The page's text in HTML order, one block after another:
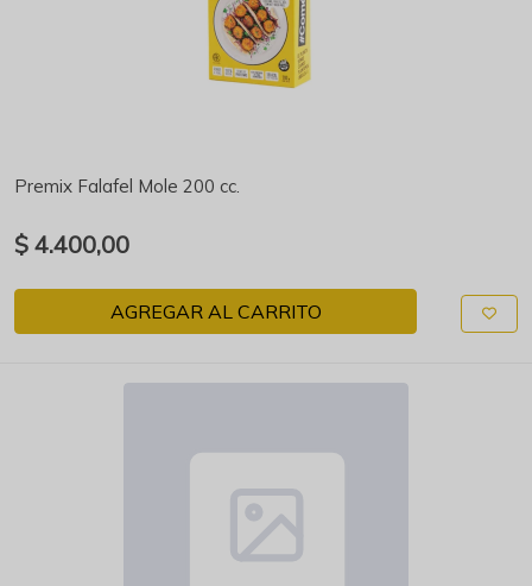
Premix Falafel Mole 200 cc.
$ 4.400,00
AGREGAR AL CARRITO